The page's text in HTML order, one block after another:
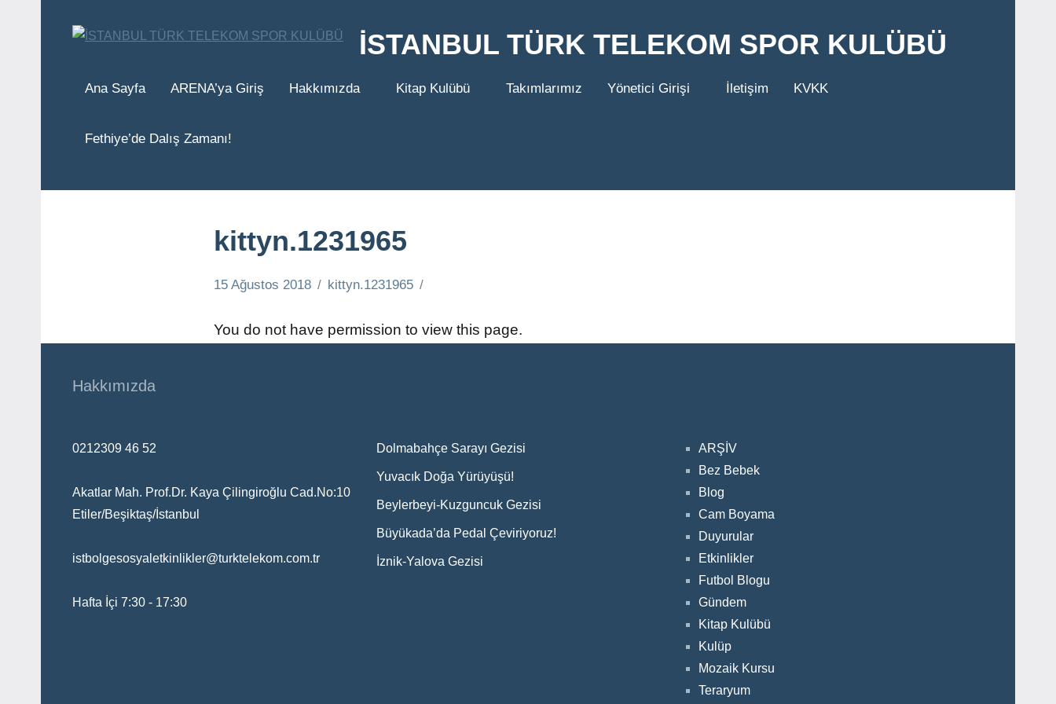
İSTANBUL TÜRK TELEKOM SPOR KULÜBÜ
Ana Sayfa ARENA’ya Giriş Hakkımızda Kitap Kulübü Takımlarımız Yönetici Girişi İletişim KVKK
Fethiye’de Dalış Zamanı!
kittyn.1231965
15 Ağustos 2018 kittyn.1231965
You do not have permission to view this page.
Hakkımızda
0212309 46 52
Akatlar Mah. Prof.Dr. Kaya Çilingiroğlu Cad.No:10
Etiler/Beşiktaş/İstanbul
istbolgesosyaletkinlikler@turktelekom.com.tr
Hafta İçi 7:30 - 17:30
Dolmabahçe Sarayı Gezisi
Yuvacık Doğa Yürüyüşü!
Beylerbeyi-Kuzguncuk Gezisi
Büyükada’da Pedal Çeviriyoruz!
İznik-Yalova Gezisi
ARŞİV
Bez Bebek
Blog
Cam Boyama
Duyurular
Etkinlikler
Futbol Blogu
Gündem
Kitap Kulübü
Kulüp
Mozaik Kursu
Teraryum